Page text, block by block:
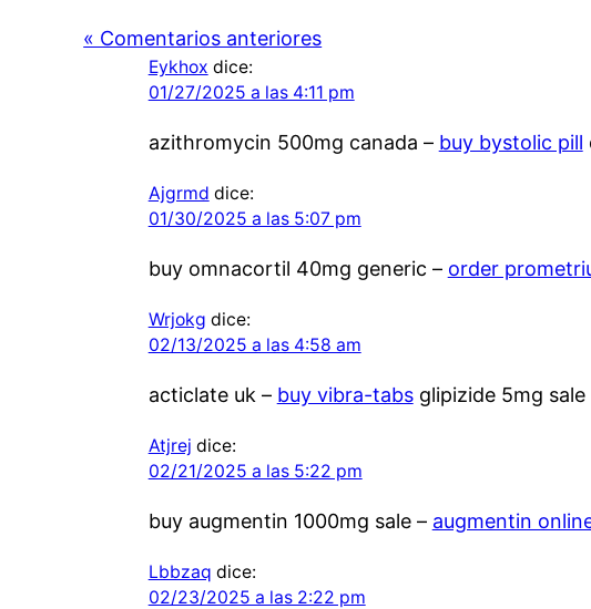
« Comentarios anteriores
Eykhox dice:
01/27/2025 a las 4:11 pm
azithromycin 500mg canada – buy bystolic pill
Ajgrmd dice:
01/30/2025 a las 5:07 pm
buy omnacortil 40mg generic – order
Wrjokg dice:
02/13/2025 a las 4:58 am
acticlate uk – buy vibra-tabsglipizide 5mg sale
Atjrej dice:
02/21/2025 a las 5:22 pm
buy augmentin 1000mg sale – augmentin
Lbbzaq dice:
02/23/2025 a las 2:22 pm